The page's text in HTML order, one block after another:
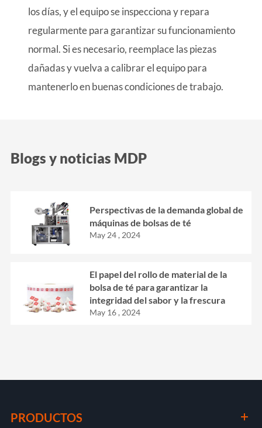
los días, y el equipo se inspecciona y repara
regularmente para garantizar su funcionamiento
normal. Si es necesario, reemplace las piezas
dañadas y vuelva a calibrar el equipo para
mantenerlo en buenas condiciones de trabajo.
Blogs y noticias MDP
Perspectivas de la demanda global de
máquinas de bolsas de té
May 24 , 2024
El papel del rollo de material de la
bolsa de té para garantizar la
integridad del sabor y la frescura
May 16 , 2024
PRODUCTOS